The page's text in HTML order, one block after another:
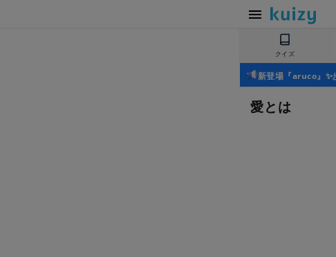
クイズ
新登場『aruco』✨
愛とは